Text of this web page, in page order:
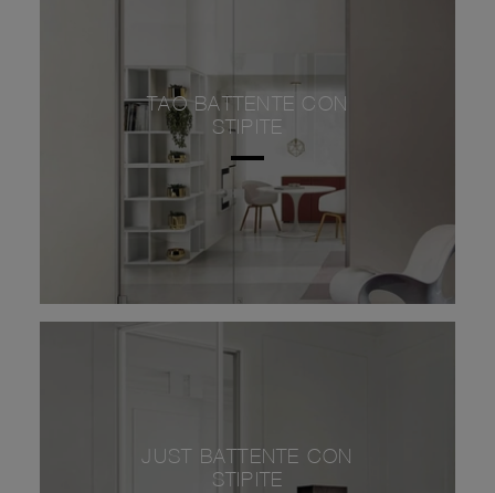
TAO BATTENTE CON
STIPITE
JUST BATTENTE CON
STIPITE